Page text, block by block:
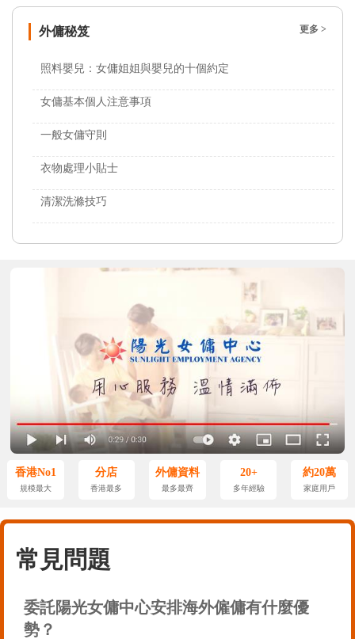
外傭秘笈 更多 >
照料嬰兒：女傭姐姐與嬰兒的十個約定
女傭基本個人注意事項
一般女傭守則
衣物處理小貼士
清潔洗滌技巧
香港No1
規模最大
分店
香港最多
外傭資料
最多最齊
20+
多年經驗
約20萬
家庭用戶
常見問題
委託陽光女傭中心安排海外僱傭有什麼優
勢？